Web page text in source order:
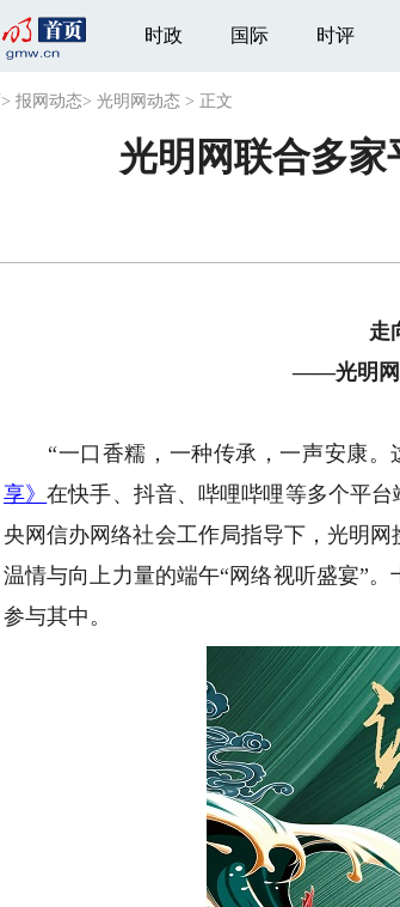
时政 国际 时评
> 报网动态> 光明网动态 > 正文
光明网联合多家
走
——光明网
“一口香糯，一种传承，一声安康。
享》在快手、抖音、哔哩哔哩等多个平
央网信办网络社会工作局指导下，光明
温情与向上力量的端午“网络视听盛宴”
参与其中。